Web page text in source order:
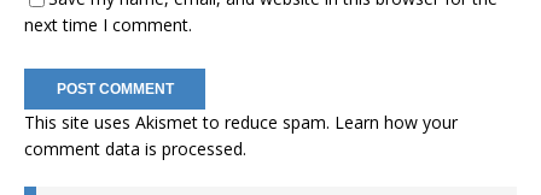
next time I comment.
This site uses Akismet to reduce spam. Learn how your
comment data is processed.